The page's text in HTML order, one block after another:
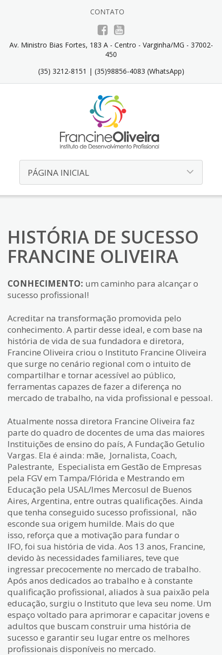
CONTATO
Av. Ministro Bias Fortes, 183 A - Centro - Varginha/MG - 37002-
450
(35) 3212-8151 | (35)98856-4083 (WhatsApp)
HISTÓRIA DE SUCESSO
FRANCINE OLIVEIRA
CONHECIMENTO: um caminho para alcançar o
sucesso profissional!
Acreditar na transformação promovida pelo
conhecimento. A partir desse ideal, e com base na
história de vida de sua fundadora e diretora,
Francine Oliveira criou o Instituto Francine Oliveira
que surge no cenário regional com o intuito de
compartilhar e tornar acessível ao público,
ferramentas capazes de fazer a diferença no
mercado de trabalho, na vida profissional e pessoal.
Atualmente nossa diretora Francine Oliveira faz
parte do quadro de docentes de uma das maiores
Instituições de ensino do país, A Fundação Getulio
Vargas. Ela é ainda: mãe, Jornalista, Coach,
Palestrante, Especialista em Gestão de Empresas
pela FGV em Tampa/Flórida e Mestrando em
Educação pela USAL/Imes Mercosul de Buenos
Aires, Argentina, entre outras qualificações. Ainda
que tenha conseguido sucesso profissional, não
esconde sua origem humilde. Mais do que
isso, reforça que a motivação para fundar o
IFO, foi sua história de vida. Aos 13 anos, Francine,
devido às necessidades familiares, teve que
ingressar precocemente no mercado de trabalho.
Após anos dedicados ao trabalho e à constante
qualificação profissional, aliados à sua paixão pela
educação, surgiu o Instituto que leva seu nome. Um
espaço voltado para aprimorar e capacitar jovens e
adultos que buscam construir uma história de
sucesso e garantir seu lugar entre os melhores
profissionais disponíveis no mercado.